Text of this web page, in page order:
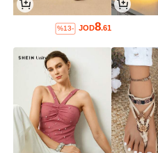
JOD8.61
%13-